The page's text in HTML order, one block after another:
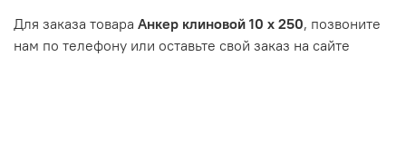
Для заказа товара Анкер клиновой 10 x 250, позвоните
нам по телефону или оставьте свой заказ на сайте